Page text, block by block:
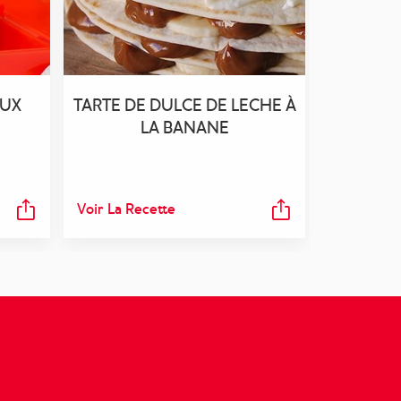
TARTE DE DULCE DE LECHE À
LA BANANE
Voir La Recette